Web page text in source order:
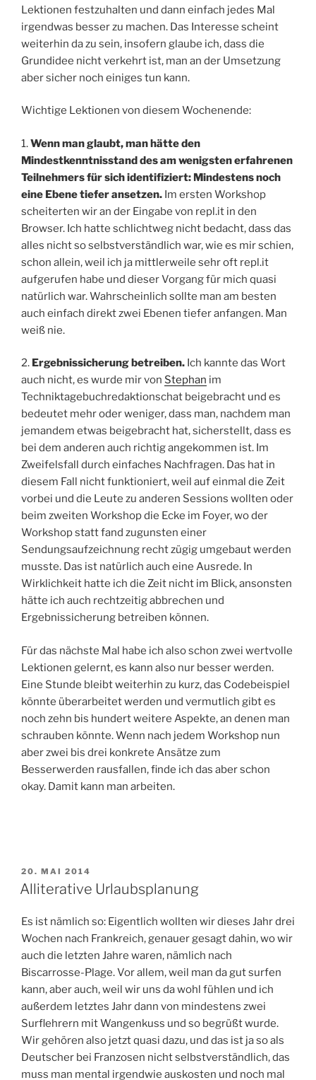
Lektionen festzuhalten und dann einfach jedes Mal
irgendwas besser zu machen. Das Interesse scheint
weiterhin da zu sein, insofern glaube ich, dass die
Grundidee nicht verkehrt ist, man an der Umsetzung
aber sicher noch einiges tun kann.
Wichtige Lektionen von diesem Wochenende:
1.Wenn man glaubt, man hätte den
Mindestkenntnisstand des am wenigsten erfahrenen
Teilnehmers für sich identifiziert: Mindestens noch
eine Ebene tiefer ansetzen. Im ersten Workshop
scheiterten wir an der Eingabe von repl.it in den
Browser. Ich hatte schlichtweg nicht bedacht, dass das
alles nicht so selbstverständlich war, wie es mir schien,
schon allein, weil ich ja mittlerweile sehr oft repl.it
aufgerufen habe und dieser Vorgang für mich quasi
natürlich war. Wahrscheinlich sollte man am besten
auch einfach direkt zwei Ebenen tiefer anfangen. Man
weiß nie.
2. Ergebnissicherung betreiben. Ich kannte das Wort
auch nicht, es wurde mir von Stephan im
Techniktagebuchredaktionschat beigebracht und es
bedeutet mehr oder weniger, dass man, nachdem man
jemandem etwas beigebracht hat, sicherstellt, dass es
bei dem anderen auch richtig angekommen ist. Im
Zweifelsfall durch einfaches Nachfragen. Das hat in
diesem Fall nicht funktioniert, weil auf einmal die Zeit
vorbei und die Leute zu anderen Sessions wollten oder
beim zweiten Workshop die Ecke im Foyer, wo der
Workshop statt fand zugunsten einer
Sendungsaufzeichnung recht zügig umgebaut werden
musste. Das ist natürlich auch eine Ausrede. In
Wirklichkeit hatte ich die Zeit nicht im Blick, ansonsten
hätte ich auch rechtzeitig abbrechen und
Ergebnissicherung betreiben können.
Für das nächste Mal habe ich also schon zwei wertvolle
Lektionen gelernt, es kann also nur besser werden.
Eine Stunde bleibt weiterhin zu kurz, das Codebeispiel
könnte überarbeitet werden und vermutlich gibt es
noch zehn bis hundert weitere Aspekte, an denen man
schrauben könnte. Wenn nach jedem Workshop nun
aber zwei bis drei konkrete Ansätze zum
Besserwerden rausfallen, finde ich das aber schon
okay. Damit kann man arbeiten.
VERÖFFENTLICHT
AM
20. MAI 2014
Alliterative Urlaubsplanung
Es ist nämlich so: Eigentlich wollten wir dieses Jahr drei
Wochen nach Frankreich, genauer gesagt dahin, wo wir
auch die letzten Jahre waren, nämlich nach
Biscarrosse-Plage. Vor allem, weil man da gut surfen
kann, aber auch, weil wir uns da wohl fühlen und ich
außerdem letztes Jahr dann von mindestens zwei
Surflehrern mit Wangenkuss und so begrüßt wurde.
Wir gehören also jetzt quasi dazu, und das ist ja so als
Deutscher bei Franzosen nicht selbstverständlich, das
muss man mental irgendwie auskosten und noch mal